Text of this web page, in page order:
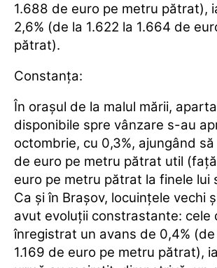
1.688 de euro pe metru pătrat),
2,6% (de la 1.622 la 1.664 de
pătrat).
Constanța:
În orașul de la malul mării,
disponibile spre vânzare s-au
octombrie, cu 0,3%, ajungând să
de euro pe metru pătrat util (față
euro pe metru pătrat la finele lui
Ca și în Brașov, locuințele vechi
avut evoluții constrastante: cele
înregistrat un avans de 0,4% (de
1.169 de euro pe metru pătrat),